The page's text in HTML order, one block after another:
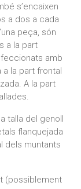
s’encaixen
a dos a cada
peça, són
a la part
amb
la part frontal
A la part
talla del genoll
flanquejada
dels muntants
(possiblement